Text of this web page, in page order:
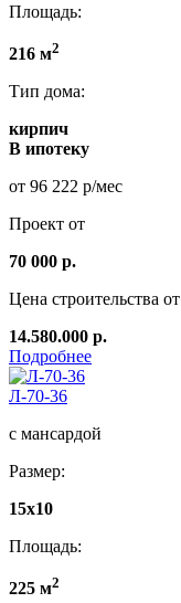
Площадь:
216 м2
Тип дома:
кирпич
В ипотеку
от 96 222 р/мес
Проект от
70 000 р.
Цена строительства от
14.580.000 р.
Подробнее
Л-70-36
с мансардой
Размер:
15x10
Площадь:
225 м2